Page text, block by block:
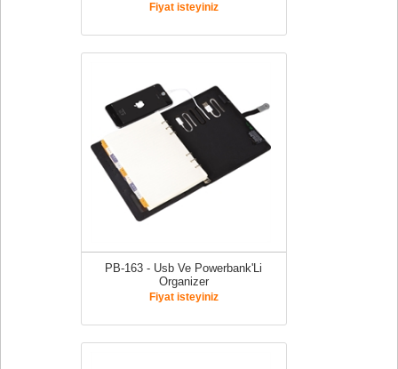
Fiyat isteyiniz
PB-163 - Usb Ve Powerbank'Li
Organizer
Fiyat isteyiniz